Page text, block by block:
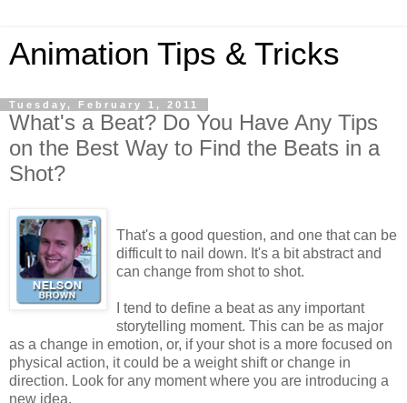
Animation Tips & Tricks
Tuesday, February 1, 2011
What's a Beat? Do You Have Any Tips
on the Best Way to Find the Beats in a
Shot?
That's a good question, and one that can be
difficult to nail down. It's a bit abstract and
can change from shot to shot.
I tend to define a beat as any important
storytelling moment. This can be as major
as a change in emotion, or, if your shot is a more focused on
physical action, it could be a weight shift or change in
direction. Look for any moment where you are introducing a
new idea.